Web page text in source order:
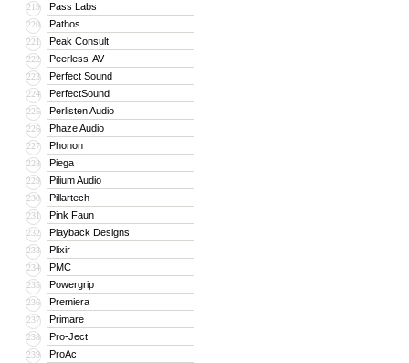
219 Pass Labs
220 Pathos
221 Peak Consult
222 Peerless-AV
223 Perfect Sound
224 PerfectSound
225 Perlisten Audio
226 Phaze Audio
227 Phonon
228 Piega
229 Pilium Audio
230 Pillartech
231 Pink Faun
232 Playback Designs
233 Plixir
234 PMC
235 Powergrip
236 Premiera
237 Primare
238 Pro-Ject
239 ProAc